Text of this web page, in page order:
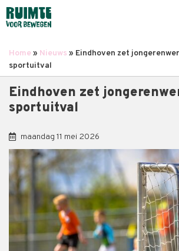
Overslaan
en
inhoud
gaan
Kruimelpad
Home Nieuws
Eindhoven zet
sportuitval
Eindhoven zet
sportuitval
maandag 11 mei 2026